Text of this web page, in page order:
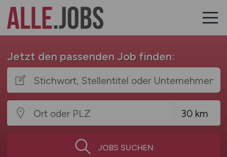
Jetzt den passenden Job finden:
JOBS SUCHEN